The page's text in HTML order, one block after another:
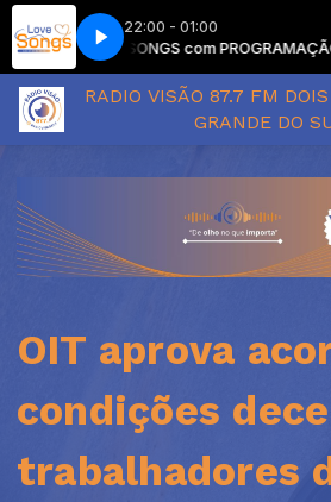
22:00 - 01:00
LOVE SONGS com
RADIO VISÃO 87.7 FM
GRANDE DO
OIT aprova
condições
trabalhadores